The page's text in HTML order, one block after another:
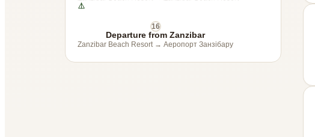
16
Departure from Zanzibar
Zanzibar Beach Resort → Аеропорт Занзібару